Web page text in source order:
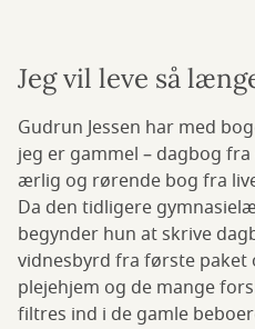
Jeg vil leve så
Gudrun Jessen har med
jeg er gammel – dagbog
ærlig og rørende bog fra
Da den tidligere
begynder hun at skrive
vidnesbyrd fra første paket
plejehjem og de mange
filtres ind i de gamle